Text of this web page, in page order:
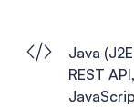
Java
REST